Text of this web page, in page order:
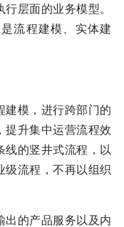
层面的业务模型。
流程建模、实体建
建模，进行跨部门的
提升集中运营流程效
线的竖井式流程，以
级流程，不再以组织
出的产品服务以及内